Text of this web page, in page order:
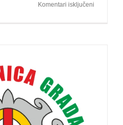
Komentari isključeni